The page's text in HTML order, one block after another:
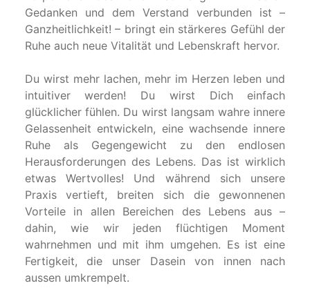
Gedanken und dem Verstand verbunden ist –
Ganzheitlichkeit! – bringt ein stärkeres Gefühl der
Ruhe auch neue Vitalität und Lebenskraft hervor.
Du wirst mehr lachen, mehr im Herzen leben und
intuitiver werden! Du wirst Dich einfach
glücklicher fühlen. Du wirst langsam wahre innere
Gelassenheit entwickeln, eine wachsende innere
Ruhe als Gegengewicht zu den endlosen
Herausforderungen des Lebens. Das ist wirklich
etwas Wertvolles! Und während sich unsere
Praxis vertieft, breiten sich die gewonnenen
Vorteile in allen Bereichen des Lebens aus –
dahin, wie wir jeden flüchtigen Moment
wahrnehmen und mit ihm umgehen. Es ist eine
Fertigkeit, die unser Dasein von innen nach
aussen umkrempelt.